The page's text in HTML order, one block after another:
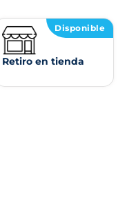
Disponible
Retiro en tienda